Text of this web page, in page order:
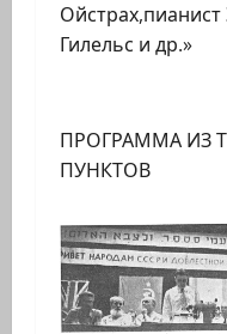
Гилельс и др.»
ПРОГРАММА ИЗ
ПУНКТОВ